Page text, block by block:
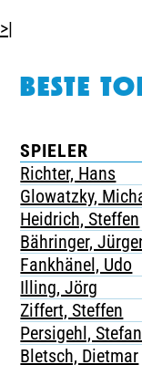
>|
BESTE
SPIELER
Richter, Hans
Glowatzky,
Heidrich, Steffen
Bähringer,
Fankhänel, Udo
Illing, Jörg
Ziffert, Steffen
Persigehl, Stefan
Bletsch, Dietmar